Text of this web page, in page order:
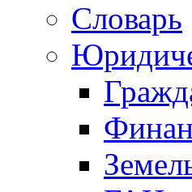
Словарь